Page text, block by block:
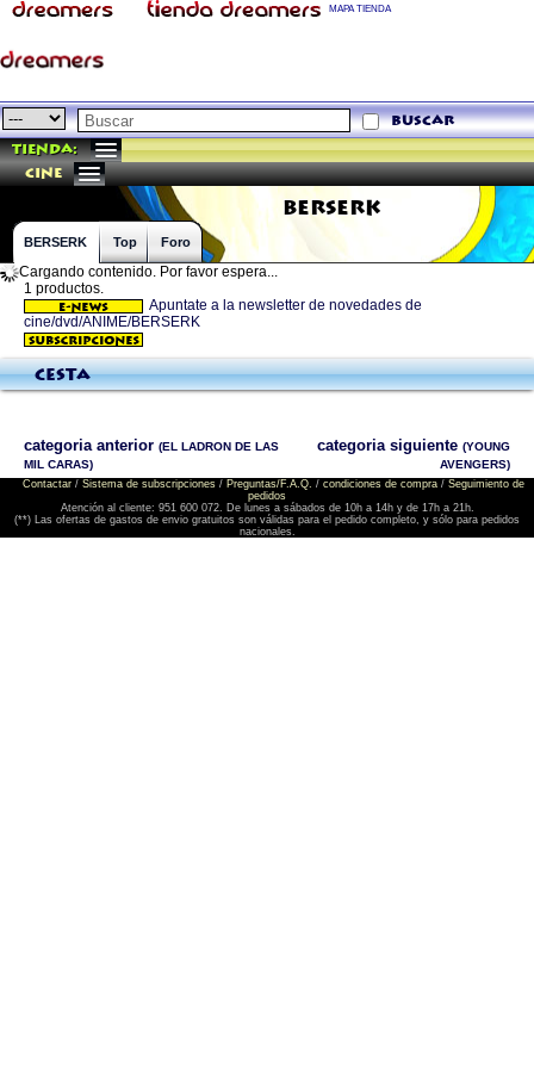
MAPA TIENDA
buscar
Tienda:
cine
BERSERK
BERSERK Top Foro
Cargando contenido. Por favor espera...
1 productos.
Apuntate a la newsletter de novedades de
cine/dvd/ANIME/BERSERK
Cesta
categoria anterior (EL LADRON DE LAS
MIL CARAS)
categoria siguiente (YOUNG
AVENGERS)
Contactar/ Sistema de subscripciones/ Preguntas/F.A.Q. / condiciones de compra/ Seguimiento de
pedidos
Atención al cliente: 951 600 072. De lunes a sábados de 10h a 14h y de 17h a 21h.
(**) Las ofertas de gastos de envio gratuitos son válidas para el pedido completo, y sólo para pedidos
nacionales.